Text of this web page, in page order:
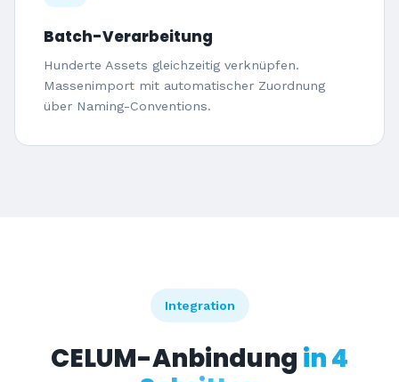
Batch-Verarbeitung
Hunderte Assets gleichzeitig verknüpfen.
Massenimport mit automatischer Zuordnung
über Naming-Conventions.
Integration
CELUM-Anbindung in 4